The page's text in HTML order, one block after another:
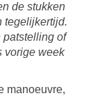
de stukken
tegelijkertijd.
patstelling of
vorige week
manoeuvre,